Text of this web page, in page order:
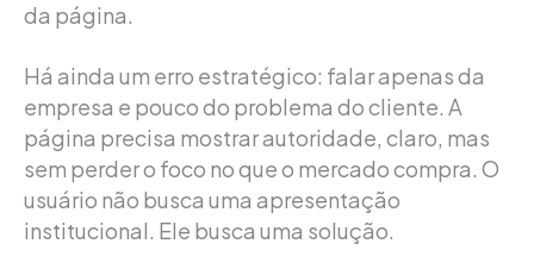
da página.
Há ainda um erro estratégico: falar apenas da
empresa e pouco do problema do cliente. A
página precisa mostrar autoridade, claro, mas
sem perder o foco no que o mercado compra. O
usuário não busca uma apresentação
institucional. Ele busca uma solução.